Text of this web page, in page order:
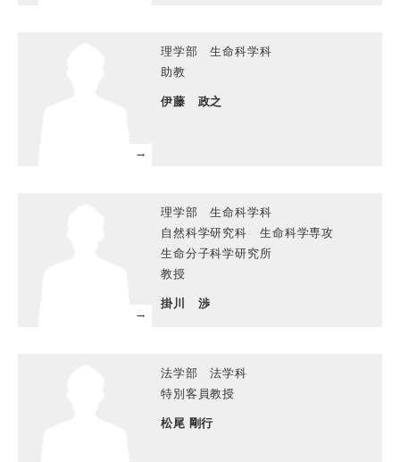
理学部 生命科学科
助教
伊藤 政之
理学部 生命科学科
自然科学研究科 生命科学専攻
生命分子科学研究所
教授
掛川 渉
法学部 法学科
特別客員教授
松尾 剛行